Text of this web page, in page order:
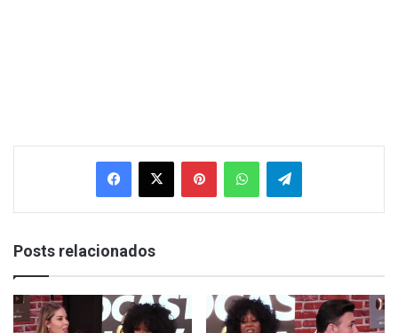
Facebook
X PinterestWhatsAppTelegram
Posts relacionados